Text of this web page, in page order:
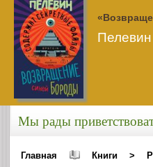
Мы рады
Главная Книги >